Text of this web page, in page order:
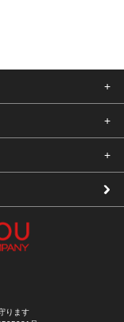
ります